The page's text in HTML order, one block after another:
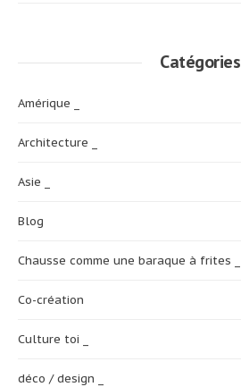
Catégories
Amérique _
Architecture _
Asie _
Blog
Chausse comme une baraque à frites _
Co-création
Culture toi _
déco / design _